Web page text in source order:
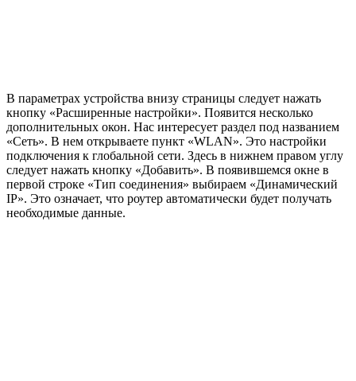
В параметрах устройства внизу страницы следует нажать
кнопку «Расширенные настройки». Появится несколько
дополнительных окон. Нас интересует раздел под названием
«Сеть». В нем открываете пункт «WLAN». Это настройки
подключения к глобальной сети. Здесь в нижнем правом углу
следует нажать кнопку «Добавить». В появившемся окне в
первой строке «Тип соединения» выбираем «Динамический
IP». Это означает, что роутер автоматически будет получать
необходимые данные.